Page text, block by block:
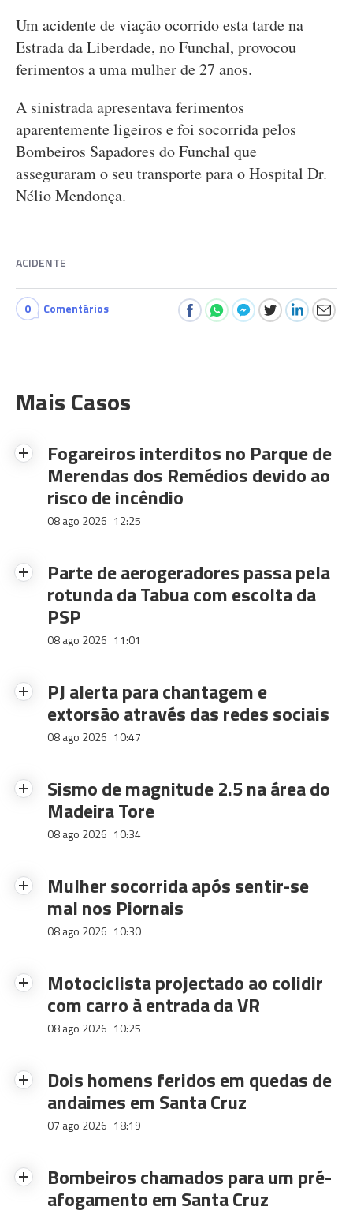
Um acidente de viação ocorrido esta tarde na
Estrada da Liberdade, no Funchal, provocou
ferimentos a uma mulher de 27 anos.
A sinistrada apresentava ferimentos
aparentemente ligeiros e foi socorrida pelos
Bombeiros Sapadores do Funchal que
asseguraram o seu transporte para o Hospital Dr.
Nélio Mendonça.
ACIDENTE
0 Comentários
Mais Casos
Fogareiros interditos no Parque de
Merendas dos Remédios devido ao
risco de incêndio
08 ago 2026 12:25
Parte de aerogeradores passa pela
rotunda da Tabua com escolta da
PSP
08 ago 2026 11:01
PJ alerta para chantagem e
extorsão através das redes sociais
08 ago 2026 10:47
Sismo de magnitude 2.5 na área do
Madeira Tore
08 ago 2026 10:34
Mulher socorrida após sentir-se
mal nos Piornais
08 ago 2026 10:30
Motociclista projectado ao colidir
com carro à entrada da VR
08 ago 2026 10:25
Dois homens feridos em quedas de
andaimes em Santa Cruz
07 ago 2026 18:19
Bombeiros chamados para um pré-
afogamento em Santa Cruz